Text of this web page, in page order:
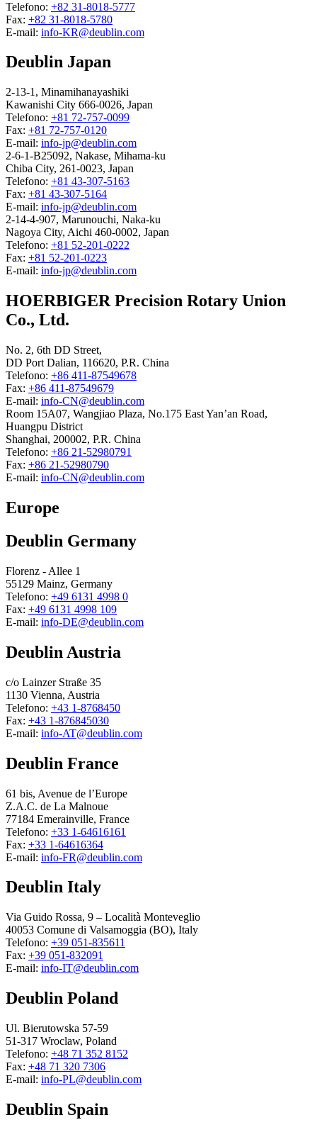
Telefono: +82 31-8018-5777
Fax: +82 31-8018-5780
E-mail: info-KR@deublin.com
Deublin Japan
2-13-1, Minamihanayashiki
Kawanishi City 666-0026, Japan
Telefono: +81 72-757-0099
Fax: +81 72-757-0120
E-mail: info-jp@deublin.com
2-6-1-B25092, Nakase, Mihama-ku
Chiba City, 261-0023, Japan
Telefono: +81 43-307-5163
Fax: +81 43-307-5164
E-mail: info-jp@deublin.com
2-14-4-907, Marunouchi, Naka-ku
Nagoya City, Aichi 460-0002, Japan
Telefono: +81 52-201-0222
Fax: +81 52-201-0223
E-mail: info-jp@deublin.com
HOERBIGER Precision Rotary Union
Co., Ltd.
No. 2, 6th DD Street,
DD Port Dalian, 116620, P.R. China
Telefono: +86 411-87549678
Fax: +86 411-87549679
E-mail: info-CN@deublin.com
Room 15A07, Wangjiao Plaza, No.175 East Yan’an Road,
Huangpu District
Shanghai, 200002, P.R. China
Telefono: +86 21-52980791
Fax: +86 21-52980790
E-mail: info-CN@deublin.com
Europe
Deublin Germany
Florenz - Allee 1
55129 Mainz, Germany
Telefono: +49 6131 4998 0
Fax: +49 6131 4998 109
E-mail: info-DE@deublin.com
Deublin Austria
c/o Lainzer Straße 35
1130 Vienna, Austria
Telefono: +43 1-8768450
Fax: +43 1-876845030
E-mail: info-AT@deublin.com
Deublin France
61 bis, Avenue de l’Europe
Z.A.C. de La Malnoue
77184 Emerainville, France
Telefono: +33 1-64616161
Fax: +33 1-64616364
E-mail: info-FR@deublin.com
Deublin Italy
Via Guido Rossa, 9 – Località Monteveglio
40053 Comune di Valsamoggia (BO), Italy
Telefono: +39 051-835611
Fax: +39 051-832091
E-mail: info-IT@deublin.com
Deublin Poland
Ul. Bierutowska 57-59
51-317 Wroclaw, Poland
Telefono: +48 71 352 8152
Fax: +48 71 320 7306
E-mail: info-PL@deublin.com
Deublin Spain